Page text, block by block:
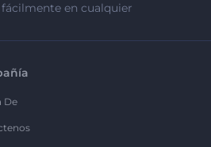
fácilmente en cualquier
De